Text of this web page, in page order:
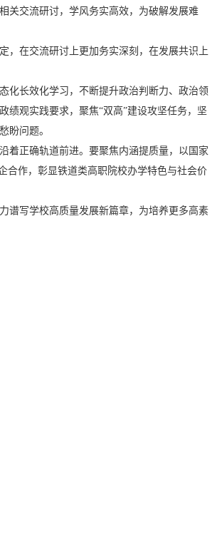
关交流研讨，学风务实高效，为破解发展难
，在交流研讨上更加务实深刻，在发展共识上
化长效化学习，不断提升政治判断力、政治领
绩观实践要求，聚焦“双高”建设攻坚任务，坚
盼问题。
着正确轨道前进。要聚焦内涵提质量，以国家
合作，彰显铁道类高职院校办学特色与社会价
谱写学校高质量发展新篇章，为培养更多高素